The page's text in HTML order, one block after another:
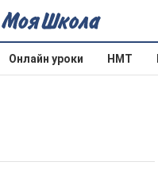
Онлайн уроки НМТ